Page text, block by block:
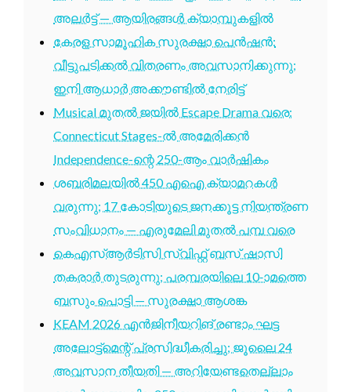
അലർട്ട് — ആയിരങ്ങൾ ക്യാമ്പുകളിൽ
കേരള സാമൂഹിക സുരക്ഷാ പെൻഷൻ:
വീട്ടുപടിക്കൽ വിതരണം അവസാനിക്കുന്നു;
ഇനി ആധാർ അക്കൗണ്ടിൽ നേരിട്ട്
Musical മുതൽ ജയിൽ Escape Drama വരെ:
Connecticut Stages-ൽ അമേരിക്കൻ
Independence-ന്റെ 250-ആം വാർഷികം
ശബരിമലയിൽ 450 എഐ ക്യാമറകൾ
വരുന്നു; 17 കോടിയുടെ ജനക്കൂട്ട നിയന്ത്രണ
സംവിധാനം — എരുമേലി മുതൽ പമ്പ വരെ
കെഎസ്ആർടിസി സ്വിഫ്റ്റ് ബസ് ഷാസി
തകരാർ തുടരുന്നു; പരമ്പരയിലെ 10-ാമത്തെ
ബസും പൊട്ടി — സുരക്ഷാ ആശങ്ക
KEAM 2026 എൻജിനീയറിങ് രണ്ടാം ഘട്ട
അലോട്ട്മെന്റ് പ്രസിദ്ധീകരിച്ചു; ജൂലൈ 24
അവസാന തീയതി — അറിയേണ്ടതെല്ലാം